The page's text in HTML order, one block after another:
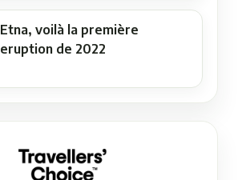
Etna, voilà la première
eruption de 2022